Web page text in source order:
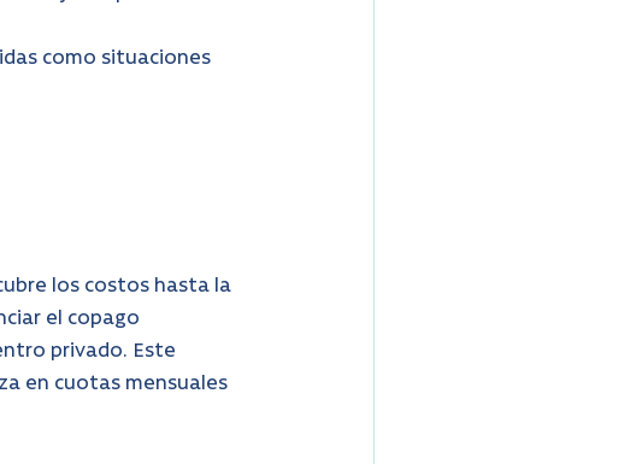
como situaciones
los costos hasta la
el copago
privado. Este
en cuotas mensuales